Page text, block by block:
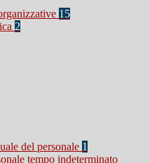
15
2
del personale 1
tempo indeterminato